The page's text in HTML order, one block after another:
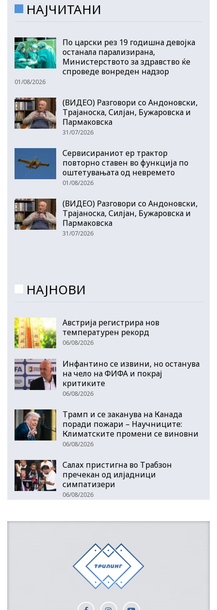
НАЈЧИТАНИ
По царски рез 19 годишна девојка
останала парализирана,
Министерството за здравство ќе
спроведе вонреден надзор
01/08/2026
(ВИДЕО) Разговори со Андоновски,
Трајаноска, Силјан, Бужаровска и
Пармаковска
31/07/2026
Сервисираниот ер трактор
повторно ставен во функција по
оштетувањата од невремето
01/08/2026
(ВИДЕО) Разговори со Андоновски,
Трајаноска, Силјан, Бужаровска и
Пармаковска
31/07/2026
НАЈНОВИ
Австрија регистрира нов
температурен рекорд
06/08/2026
Инфантино се извини, но останува
на чело на ФИФА и покрај
критиките
06/08/2026
Трамп и се заканува на Канада
поради пожари – Научниците:
Климатските промени се виновни
06/08/2026
Салах пристигна во Трабзон
пречекан од илјадници
симпатизери
06/08/2026